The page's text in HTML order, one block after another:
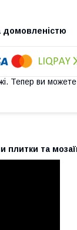
домовленістю
Тепер ви
плитки та